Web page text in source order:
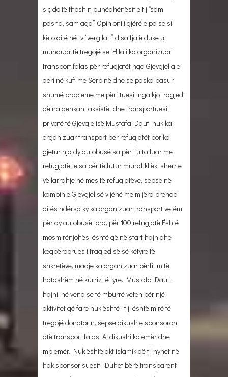
siç do të thoshin punëdhënësit e tij “sam
pasha, sam aga”!Opinioni i gjërë e pa se si
këto ditë në tv “vergllati” disa fjalë duke u
munduar të tregojë se Hilali ka organizuar
transport falas për refugjatët nga Gjevgjelia e
deri në kufi me Serbinë dhe se paska pasur
shumë probleme me përfituesit nga kjo tragjedi
që na qenkan taksistët dhe transportuesit
privatë të Gjevgjelisë.Mustafa Dauti nuk ka
organizuar transport për refugjatët por ka
gjetur nja dy autobusë sa për t’u talluar me
refugjatët e sa për të futur munafikllëk, sherr e
vëllarrahje në mes të refugjatëve, sepse në
kampin e Gjevgjelisë vijënë me mijëra brenda
ditës ndërsa ky ka organizuar transport vetëm
për dy autobusë, pra, për 100 refugjatë!Është
mosmirënjohës, është që në start hajn dhe
keqpërdorues i tragjedisë së këtyre të
shkretëve, madje ka organizuar përfitim të
hatashëm në kurriz të tyre. Mustafa Dauti,
hajni, në vend se të mburrë veten për një
aktivitet që fare nuk është i tij, është mirë të
tregojë donatorin, sepse dikush e sponsoron
atë transport falas. Ai dikushi ka emër dhe
mbiemër. Nuk është akt islamik që t’i hyhet në
hak sponsorisuesit. Duhet bërë transparent